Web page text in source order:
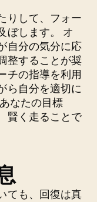
りして、フォー
ぼします。 オ
自分の気分に応
整することが奨
チの指導を利用
ら自分を適切に
なたの目標
賢く走ることで
ても、回復は真